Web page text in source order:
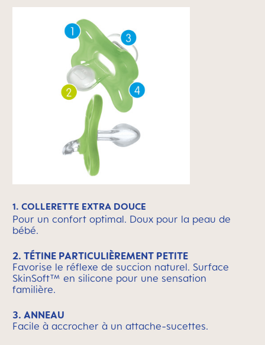
1. COLLERETTE EXTRA DOUCE
Pour un confort optimal. Doux pour la peau de
bébé.
2. TÉTINE PARTICULIÈREMENT PETITE
Favorise le réflexe de succion naturel. Surface
SkinSoft™ en silicone pour une sensation
familière.
3. ANNEAU
Facile à accrocher à un attache-sucettes.